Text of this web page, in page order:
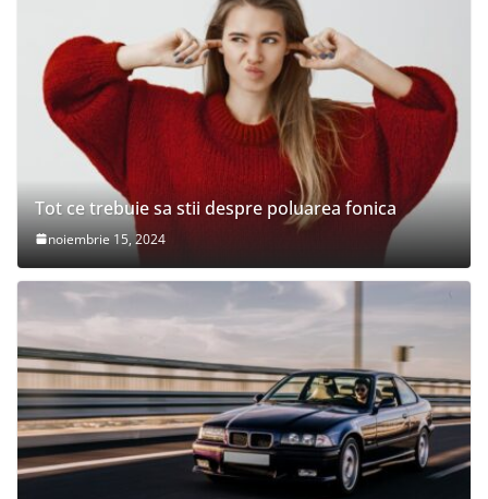
Tot ce trebuie sa stii despre poluarea fonica
noiembrie 15, 2024